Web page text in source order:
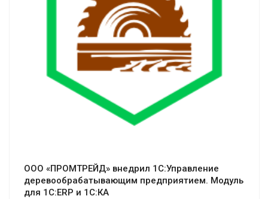
Смотреть проект
ООО «ПРОМТРЕЙД» внедрил 1С:Управление
деревообрабатывающим предприятием. Модуль
для 1С:ERP и 1С:КА